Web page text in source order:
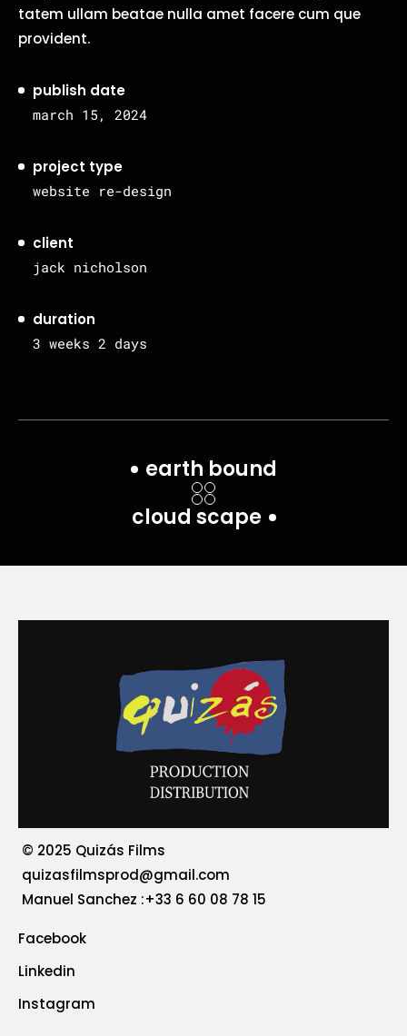
tatem ullam beatae nulla amet facere cum que
provident.
publish date
march 15, 2024
project type
website re-design
client
jack nicholson
duration
3 weeks 2 days
earth bound
cloud scape
© 2025 Quizás Films
quizasfilmsprod@gmail.com
‪Manuel Sanchez :+33 6 60 08 78 15
Facebook
Linkedin
Instagram